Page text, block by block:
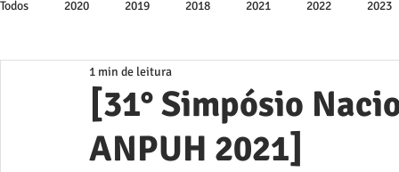
Todos 2020 2019 2018 2021 2022 2023
[31° Simpósio
ANPUH 2021]
1 min de leitura